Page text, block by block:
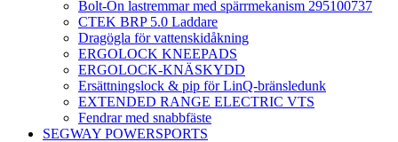
Bolt-On lastremmar med spärrmekanism 295100737
CTEK BRP 5.0 Laddare
Dragögla för vattenskidåkning
ERGOLOCK KNEEPADS
ERGOLOCK-KNÄSKYDD
Ersättningslock & pip för LinQ-bränsledunk
EXTENDED RANGE ELECTRIC VTS
Fendrar med snabbfäste
SEGWAY POWERSPORTS